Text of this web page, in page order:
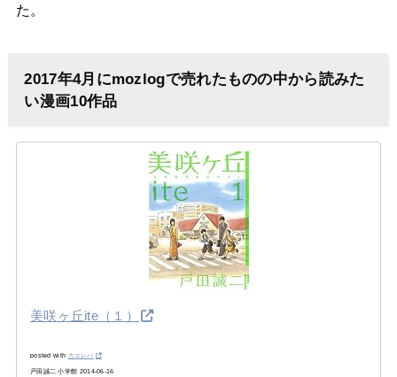
た。
2017年4月にmozlogで売れたものの中から読みた
い漫画10作品
美咲ヶ丘ite（１）
posted with カエレバ
戸田誠二 小学館 2014-06-16